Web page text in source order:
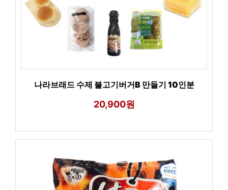
나라브래드 수제 불고기버거B 만들기 10인분
20,900원